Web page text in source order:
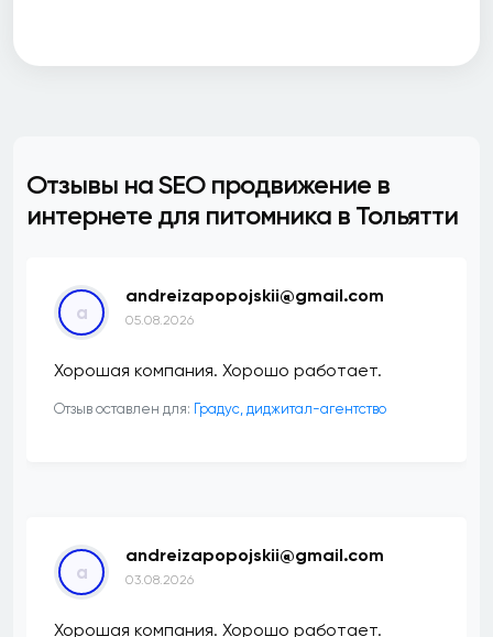
Отзывы на SEO продвижение в
интернете для питомника в Тольятти
a
andreizapopojskii@gmail.com
05.08.2026
Хорошая компания. Хорошо работает.
Отзыв оставлен для: ​Градус, диджитал-агентство
a
andreizapopojskii@gmail.com
03.08.2026
Хорошая компания. Хорошо работает.